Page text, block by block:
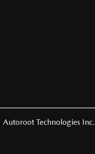
Autoroot Technologies Inc.